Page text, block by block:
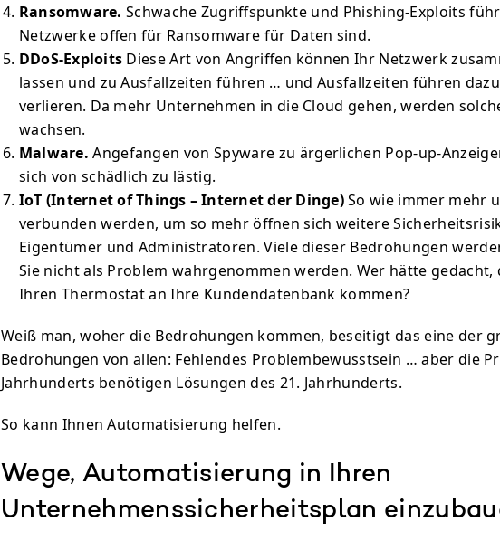
Ransomware. Schwache Zugriffspunkte und Phishing-Exploits
Netzwerke offen für Ransomware für Daten sind.
DDoS-Exploits Diese Art von Angriffen können Ihr Netzwerk
lassen und zu Ausfallzeiten führen … und Ausfallzeiten führen
verlieren. Da mehr Unternehmen in die Cloud gehen, werden
wachsen.
Malware. Angefangen von Spyware zu ärgerlichen Pop-up-
sich von schädlich zu lästig.
IoT (Internet of Things – Internet der Dinge)So wie immer mehr
verbunden werden, um so mehr öffnen sich weitere
Eigentümer und Administratoren. Viele dieser Bedrohungen
Sie nicht als Problem wahrgenommen werden. Wer hätte gedacht,
Ihren Thermostat an Ihre Kundendatenbank kommen?
Weiß man, woher die Bedrohungen kommen, beseitigt das eine der
Bedrohungen von allen: Fehlendes Problembewusstsein … aber die
Jahrhunderts benötigen Lösungen des 21. Jahrhunderts.
So kann Ihnen Automatisierung helfen.
Wege, Automatisierung in Ihren
Unternehmenssicherheitsplan